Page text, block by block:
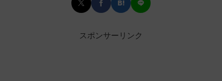
スポンサーリンク